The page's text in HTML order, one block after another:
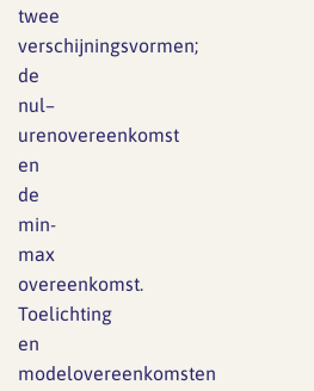
twee
verschijningsvormen;
de
nul–
urenovereenkomst
en
de
min-
max
overeenkomst.
Toelichting
en
modelovereenkomsten